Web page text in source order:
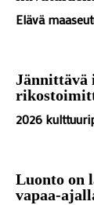
Elävä
Jännittävä
2026
Luonto on
vapaa-